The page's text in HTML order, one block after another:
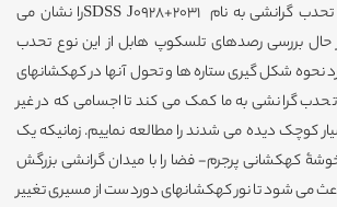
این تصویر یک سیستم تحدب گرانشی به نام SDSS J0928+2031را نشان می
حال بررسی رصدهای تلسکوپ هابل از این نوع تحدب
نحوه شکل گیری ستاره ها و تحول آنها در کهکشانهای
گرانشی به ما کمک می کند تا اجسامی که در غیر
کوچک دیده می شدند را مطالعه نماییم. زمانیکه یک
کهکشانی پرجرم- فضا را با میدان گرانشی بزرگش
می شود تا نور کهکشانهای دوردست از مسیری تغییر